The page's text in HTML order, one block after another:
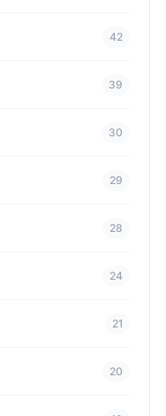
42
39
30
29
28
24
21
20